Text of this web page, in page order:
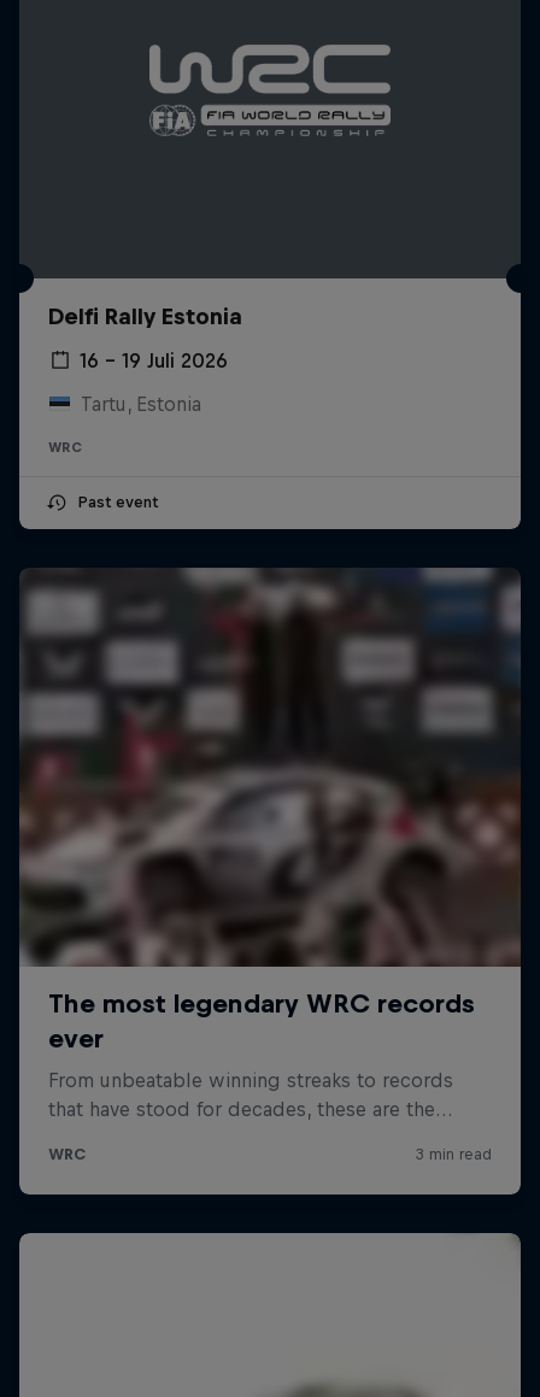
Delfi Rally Estonia
16 – 19 Juli 2026
Tartu, Estonia
WRC
Past event